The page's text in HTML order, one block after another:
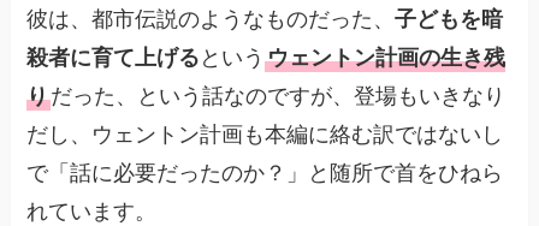
彼は、都市伝説のようなものだった、子どもを暗
殺者に育て上げる というウェントン計画の生き残
りだった、という話なのですが、登場もいきなり
だし、ウェントン計画も本編に絡む訳ではないし
で「話に必要だったのか？」と随所で首をひねら
れています。